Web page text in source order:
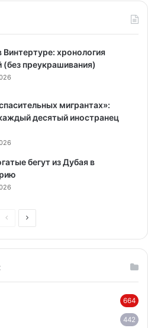
Винтертуре: хронология
(без преукрашивания)
мигрантах»:
десятый иностранец
бегут из Дубая в
Предыдущая
Следующая
664
442